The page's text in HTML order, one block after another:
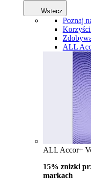
Wstecz
Poznaj
ALL
ALL Accor+
15% znizki
markach